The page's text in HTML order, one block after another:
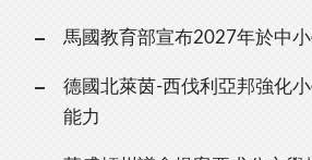
馬國教育部宣布2027年於中
德國北萊茵-西伐利亞邦強化
能力